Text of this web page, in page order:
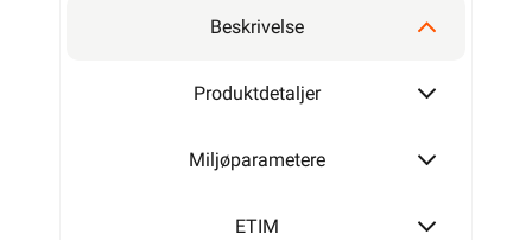
Beskrivelse
Produktdetaljer
Miljøparametere
ETIM